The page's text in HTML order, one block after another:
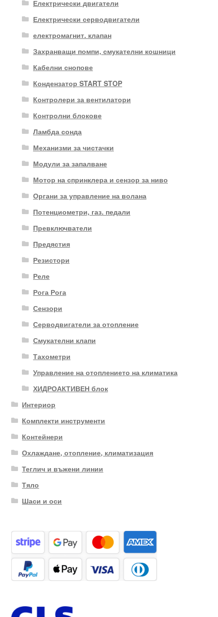
Електрически двигатели
Електрически серводвигатели
електромагнит. клапан
Захранващи помпи, смукателни кошници
Кабелни снопове
Кондензатор START STOP
Контролери за вентилатори
Контролни блокове
Ламбда сонда
Механизми за чистачки
Модули за запалване
Мотор на спринклера и сензор за ниво
Органи за управление на волана
Потенциометри, газ. педали
Превключватели
Предястия
Резистори
Реле
Рога Рога
Сензори
Серводвигатели за отопление
Смукателни клапи
Тахометри
Управление на отоплението на климатика
ХИДРОАКТИВЕН блок
Интериор
Комплекти инструменти
Контейнери
Охлаждане, отопление, климатизация
Теглич и въжени линии
Тяло
Шаси и оси